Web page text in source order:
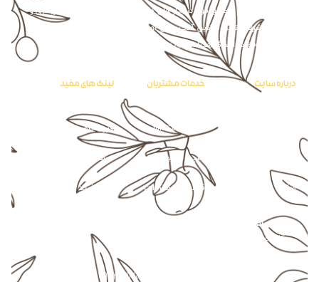
تهیه غذای سالم و حضور موثر در بازار های داخلی و بین المللی، اقدام به خریداری و
نصب پیشرفته ترین ماشین آلات و فن آوری روز دنیا نمود و با بیش از یک دهه
فعالیت موفق به اخذ گواهینامه های معتبر ملی و بین المللی گردید.
درباره سایت
وبلاگ
خدمات مشتریان
سوالات متداول
حریم خصوصی
قوانین و مقررات
لینک های مفید
فروشگاه
حساب کاربری
سبد خرید
آدرس ما :
گلستان، گنبدکاووس، شهرک صنعتی گنبدکاووس